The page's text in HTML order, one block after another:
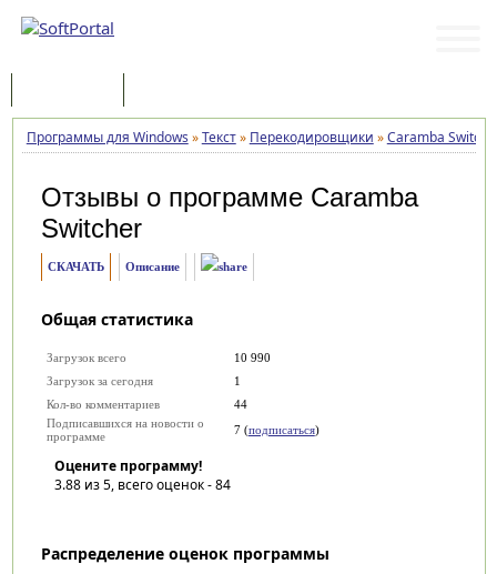
Программы для Windows »Текст» Перекодировщики »Caramba
Отзывы о программе Caramba
Switcher
СКАЧАТЬ Описание
Общая статистика
Загрузок всего
10 990
Загрузок за сегодня
1
Кол-во комментариев
44
Подписавшихся на новости о
программе
7 (подписаться)
Оцените программу!
3.88из 5, всего оценок -84
Распределение оценок программы